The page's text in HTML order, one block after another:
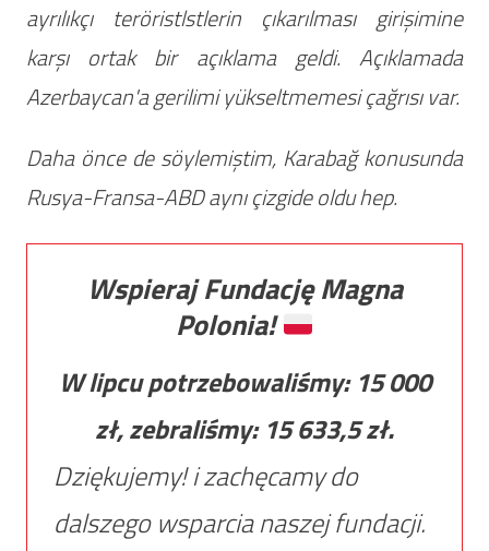
ayrılıkçı teröristlstlerin çıkarılması girişimine
karşı ortak bir açıklama geldi. Açıklamada
Azerbaycan'a gerilimi yükseltmemesi çağrısı var.
Daha önce de söylemiştim, Karabağ konusunda
Rusya-Fransa-ABD aynı çizgide oldu hep.
Wspieraj Fundację Magna
Polonia!
W lipcu potrzebowaliśmy: 15 000
zł, zebraliśmy: 15 633,5zł.
Dziękujemy! i zachęcamy do
dalszego wsparcia naszej fundacji.